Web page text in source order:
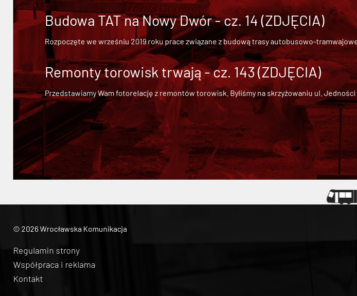
Budowa TAT na Nowy Dwór - cz. 14 (ZDJĘCIA)
Rozpoczęte we wrześniu 2019 roku prace związane zbudową trasy autobusowo-
Remonty torowisk trwają - cz. 143 (ZDJĘCIA)
Przedstawiamy Wam fotorelację z remontów torowisk. Byliśmy na skrzyżowaniu ul. Jedności
© 2026 Wrocławska Komunikacja
Regulamin strony
Współpraca i reklama
Kontakt